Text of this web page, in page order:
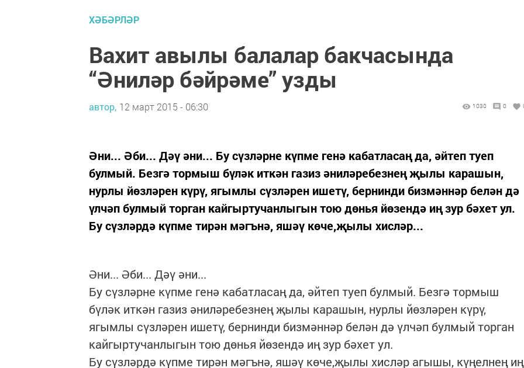
ХӘБӘРЛӘР
Вахит авылы балалар бакчасында
“Әниләр бәйрәме” узды
автор, 12 март 2015 - 06:30 1030 0
Әни... Әби... Дәү әни... Бу сүзләрне күпме генә кабатласаң да, әйтеп туеп
булмый. Безгә тормыш бүләк иткән газиз әниләребезнең җылы карашын,
нурлы йөзләрен күрү, ягымлы сүзләрен ишетү, бернинди бизмәннәр белән дә
үлчәп булмый торган кайгыртучанлыгын тою дөнья йөзендә иң зур бәхет ул.
Бу сүзләрдә күпме тирән мәгънә, яшәү көче,җылы хисләр...
Әни... Әби... Дәү әни...
Бу сүзләрне күпме генә кабатласаң да, әйтеп туеп булмый. Безгә тормыш
бүләк иткән газиз әниләребезнең җылы карашын, нурлы йөзләрен күрү,
ягымлы сүзләрен ишетү, бернинди бизмәннәр белән дә үлчәп булмый торган
кайгыртучанлыгын тою дөнья йөзендә иң зур бәхет ул.
Бу сүзләрдә күпме тирән мәгънә, яшәү көче,җылы хисләр агышы, күңелнең иң